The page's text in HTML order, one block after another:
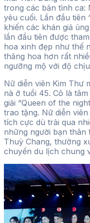
trong các bản tình ca:
yêu cuối. Lần đầu tiên
khiến các khán giả
lần đầu tiên được
hoa xinh đẹp như thế
thăng hoa hơn rất
ngưỡng mộ với độ
Nữ diễn viên Kim Thư
nà ở tuổi 45. Cô là
giải “Queen of the
trao tặng. Nữ diễn
tích cực dù trải qua
những người bạn thân
Thuỳ Chang, thường
chuyến du lịch chung